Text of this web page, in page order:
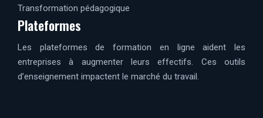
Transformation pédagogique
Plateformes
Les plateformes de formation en ligne aident les
entreprises à augmenter leurs effectifs. Ces outils
d’enseignement impactent le marché du travail.